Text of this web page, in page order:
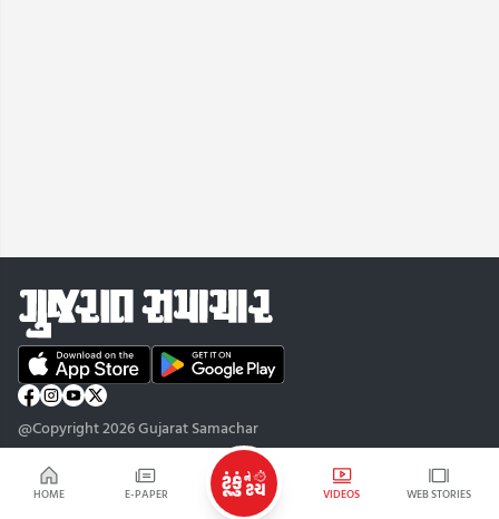
HOME E-PAPER VIDEOS WEB STORIES
@Copyright 2026 Gujarat Samachar